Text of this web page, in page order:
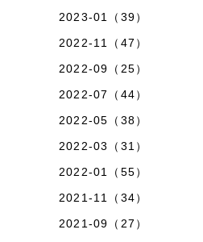
2023-01（39）
2022-11（47）
2022-09（25）
2022-07（44）
2022-05（38）
2022-03（31）
2022-01（55）
2021-11（34）
2021-09（27）